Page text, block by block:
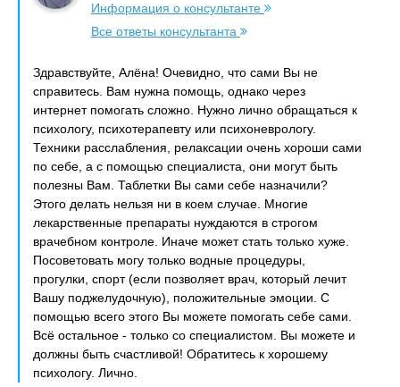
Информация о консультанте
Все ответы консультанта
Здравствуйте, Алёна! Очевидно, что сами Вы не
справитесь. Вам нужна помощь, однако через
интернет помогать сложно. Нужно лично обращаться к
психологу, психотерапевту или психоневрологу.
Техники расслабления, релаксации очень хороши сами
по себе, а с помощью специалиста, они могут быть
полезны Вам. Таблетки Вы сами себе назначили?
Этого делать нельзя ни в коем случае. Многие
лекарственные препараты нуждаются в строгом
врачебном контроле. Иначе может стать только хуже.
Посоветовать могу только водные процедуры,
прогулки, спорт (если позволяет врач, который лечит
Вашу поджелудочную), положительные эмоции. С
помощью всего этого Вы можете помогать себе сами.
Всё остальное - только со специалистом. Вы можете и
должны быть счастливой! Обратитесь к хорошему
психологу. Лично.